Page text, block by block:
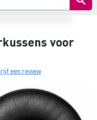
voor
een review